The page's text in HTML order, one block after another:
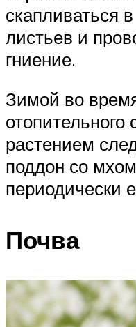
скапливаться
листьев и
гниение.
Зимой во
отопительного
растением
поддон со
периодически
Почва